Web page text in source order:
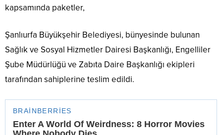
kapsamında paketler,
Şanlıurfa Büyükşehir Belediyesi, bünyesinde bulunan
Sağlık ve Sosyal Hizmetler Dairesi Başkanlığı, Engelliler
Şube Müdürlüğü ve Zabıta Daire Başkanlığı ekipleri
tarafından sahiplerine teslim edildi.